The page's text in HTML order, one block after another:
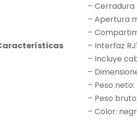
– Cerradura
– Apertura
–
– Interfaz
– Incluye
–
– Peso neto:
– Peso
– Color: